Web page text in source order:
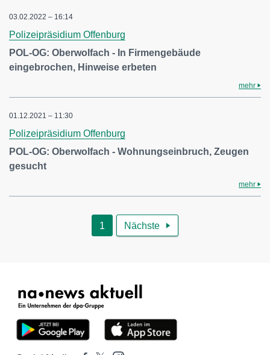
03.02.2022 – 16:14
Polizeipräsidium Offenburg
POL-OG: Oberwolfach - In Firmengebäude
eingebrochen, Hinweise erbeten
mehr
01.12.2021 – 11:30
Polizeipräsidium Offenburg
POL-OG: Oberwolfach - Wohnungseinbruch, Zeugen
gesucht
mehr
1 Nächste 